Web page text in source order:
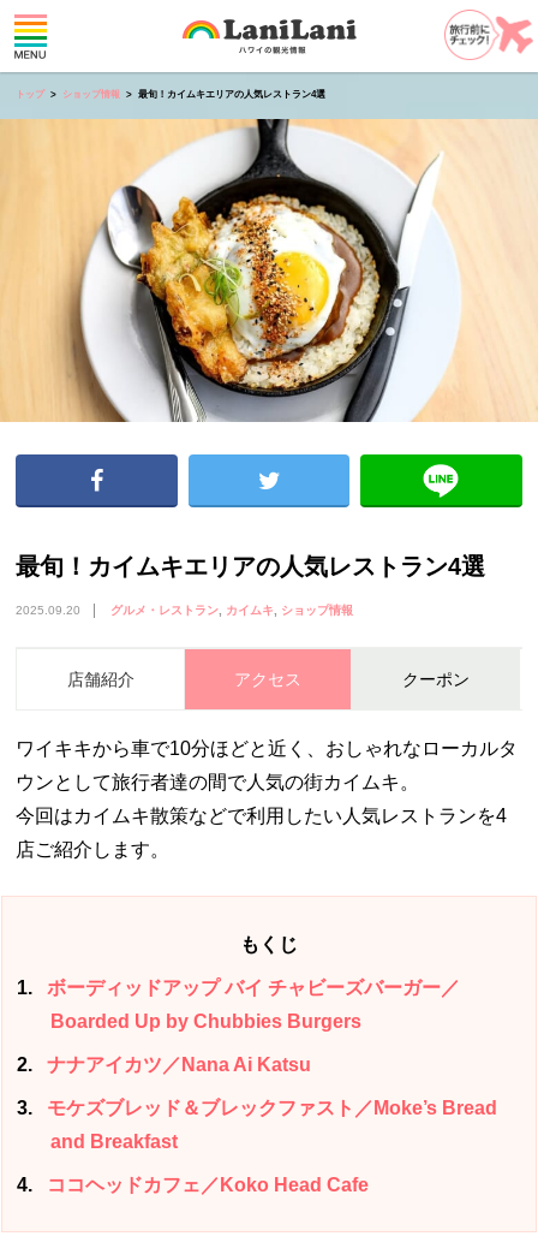
トップ ショップ情報 最旬！カイムキエリアの人気レストラン4選
最旬！カイムキエリアの人気レストラン4選
2025.09.20 グルメ・レストラン カイムキ ショップ情報
店舗紹介 アクセス クーポン
ワイキキから車で10分ほどと近く、おしゃれなローカルタ
ウンとして旅行者達の間で人気の街カイムキ。
今回はカイムキ散策などで利用したい人気レストランを4
店ご紹介します。
もくじ
1
ボーディッドアップ バイ チャビーズバーガー／
Boarded Up by Chubbies Burgers
2 ナナアイカツ／Nana Ai Katsu
3
モケズブレッド＆ブレックファスト／Moke’s Bread
and Breakfast
4 ココヘッドカフェ／Koko Head Cafe